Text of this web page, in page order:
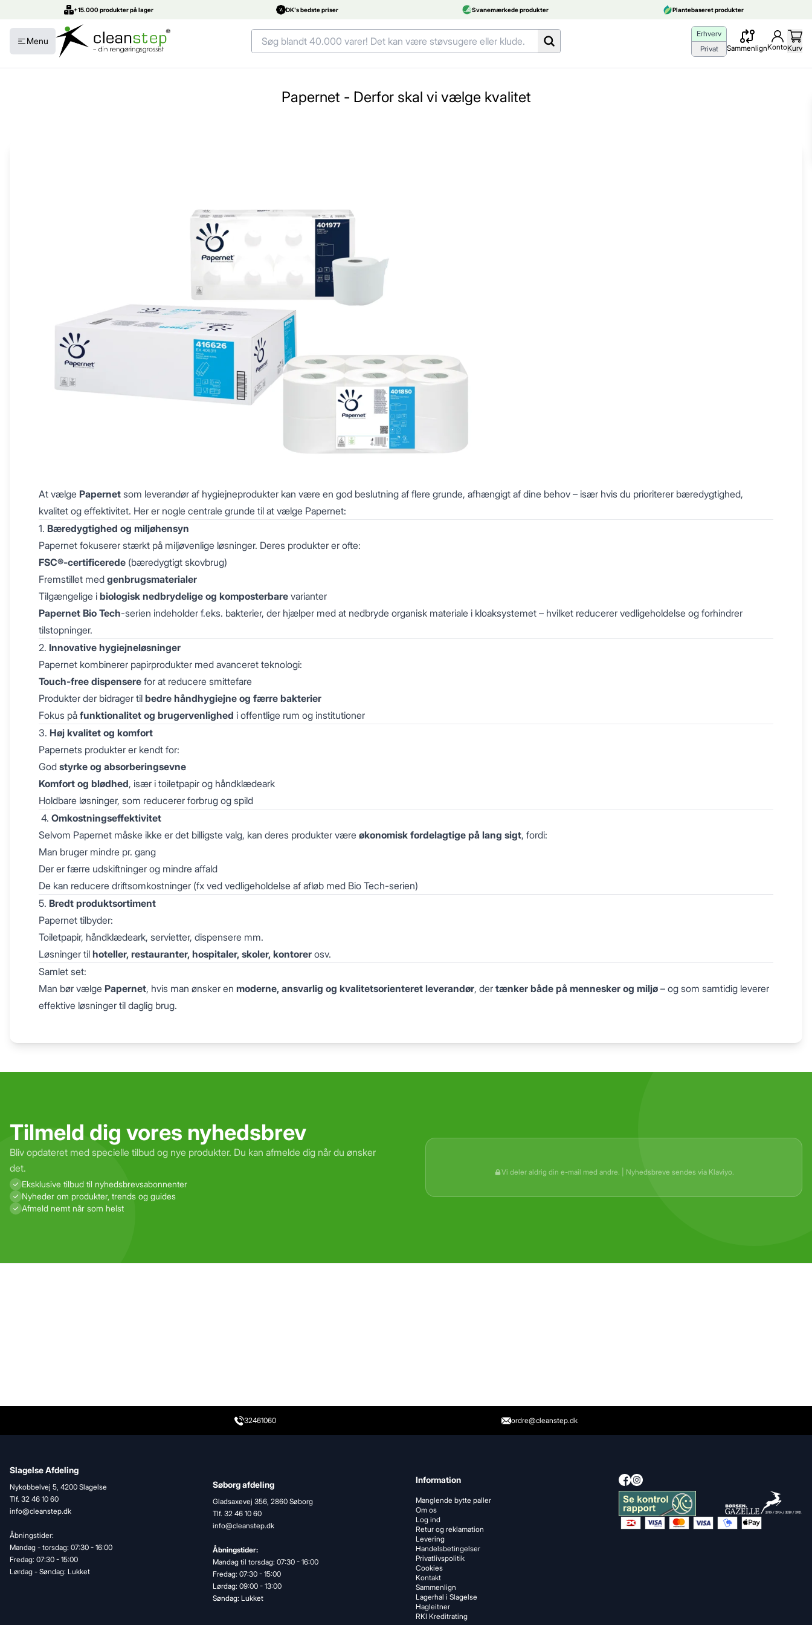
+15.000 produkter på lager DK's bedste priser Svanemærkede produkter Plantebaseret produkter
Menu
Erhverv
Privat
SammenlignKontoKurv
Papernet - Derfor skal vi vælge kvalitet
At vælge Papernet som leverandør af hygiejneprodukter kan være en god beslutning af flere grunde, afhængigt af dine behov – især hvis du prioriterer bæredygtighed,
kvalitet og effektivitet. Her er nogle centrale grunde til at vælge Papernet:
1. Bæredygtighed og miljøhensyn
Papernet fokuserer stærkt på miljøvenlige løsninger. Deres produkter er ofte:
FSC®-certificerede (bæredygtigt skovbrug)
Fremstillet med genbrugsmaterialer
Tilgængelige i biologisk nedbrydelige og komposterbare varianter
Papernet Bio Tech-serien indeholder f.eks. bakterier, der hjælper med at nedbryde organisk materiale i kloaksystemet – hvilket reducerer vedligeholdelse og forhindrer
tilstopninger.
2. Innovative hygiejneløsninger
Papernet kombinerer papirprodukter med avanceret teknologi:
Touch-free dispensere for at reducere smittefare
Produkter der bidrager til bedre håndhygiejne og færre bakterier
Fokus på funktionalitet og brugervenlighed i offentlige rum og institutioner
3. Høj kvalitet og komfort
Papernets produkter er kendt for:
God styrke og absorberingsevne
Komfort og blødhed, især i toiletpapir og håndklædeark
Holdbare løsninger, som reducerer forbrug og spild
4. Omkostningseffektivitet
Selvom Papernet måske ikke er det billigste valg, kan deres produkter være økonomisk fordelagtige på lang sigt, fordi:
Man bruger mindre pr. gang
Der er færre udskiftninger og mindre affald
De kan reducere driftsomkostninger (fx ved vedligeholdelse af afløb med Bio Tech-serien)
5. Bredt produktsortiment
Papernet tilbyder:
Toiletpapir, håndklædeark, servietter, dispensere mm.
Løsninger til hoteller, restauranter, hospitaler, skoler, kontorer osv.
Samlet set:
Man bør vælge Papernet, hvis man ønsker en moderne, ansvarlig og kvalitetsorienteret leverandør, der tænker både på mennesker og miljø – og som samtidig leverer
effektive løsninger til daglig brug.
Tilmeld dig vores nyhedsbrev
Bliv opdateret med specielle tilbud og nye produkter. Du kan afmelde dig når du ønsker
det.
Eksklusive tilbud til nyhedsbrevs­abonnenter
Nyheder om produkter, trends og guides
Afmeld nemt når som helst
Vi deler aldrig din e-mail med andre. | Nyhedsbreve sendes via Klaviyo.
32461060 ordre@cleanstep.dk
Slagelse Afdeling
Nykobbelvej 5, 4200 Slagelse
Tlf. 32 46 10 60
info@cleanstep.dk
Åbningstider:
Mandag - torsdag: 07:30 - 16:00
Fredag: 07:30 - 15:00
Lørdag - Søndag: Lukket
Søborg afdeling
Gladsaxevej 356, 2860 Søborg
Tlf. 32 46 10 60
info@cleanstep.dk
Åbningstider:
Mandag til torsdag: 07:30 - 16:00
Fredag: 07:30 - 15:00
Lørdag: 09:00 - 13:00
Søndag: Lukket
Information
Manglende bytte paller
Om os
Log ind
Retur og reklamation
Levering
Handelsbetingelser
Privatlivspolitik
Cookies
Kontakt
Sammenlign
Lagerhal i Slagelse
Hagleitner
RKI Kreditrating